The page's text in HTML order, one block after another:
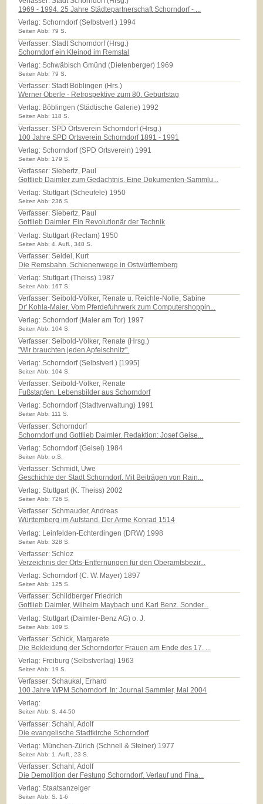
1969 - 1994. 25 Jahre Städtepartnerschaft Schorndorf - ...
Verlag:Schorndorf (Selbstverl.) 1994
Seiten Abb: 79 S.
Verfasser: Stadt Schorndorf (Hrsg.)
Schorndorf ein Kleinod im Remstal
Verlag:Schwäbisch Gmünd (Dietenberger) 1969
Seiten Abb: 79 S.
Verfasser: Stadt Böblingen (Hrs.)
Werner Oberle - Retrospektive zum 80. Geburtstag
Verlag: Böblingen (Städtische Galerie) 1992
Seiten Abb: 118 S.
Verfasser: SPD Ortsverein Schorndorf (Hrsg.)
100 Jahre SPD Ortsverein Schorndorf 1891 - 1991
Verlag:Schorndorf (SPD Ortsverein) 1991
Seiten Abb: 179 S.
Verfasser: Siebertz, Paul
Gottlieb Daimler zum Gedächtnis. Eine Dokumenten-Sammlu...
Verlag:Stuttgart (Scheufele) 1950
Seiten Abb: 236 S.
Verfasser: Siebertz, Paul
Gottlieb Daimler. Ein Revolutionär der Technik
Verlag:Stuttgart (Reclam) 1950
Seiten Abb: 4. Aufl., 348 S.
Verfasser: Seidel, Kurt
Die Remsbahn. Schienenwege in Ostwürttemberg
Verlag:Stuttgart (Theiss) 1987
Seiten Abb: 167 S.
Verfasser: Seibold-Völker, Renate u. Reichle-Nolle, Sabine
Dr' Kohla-Maier. Vom Pferdefuhrwerk zum Computershoppin...
Verlag:Schorndorf (Maier am Tor) 1997
Seiten Abb: 104 S.
Verfasser: Seibold-Völker, Renate (Hrsg.)
"Wir brauchten jeden Apfelschnitz".
Verlag:Schorndorf (Selbstverl.) [1995]
Seiten Abb: 104 S.
Verfasser: Seibold-Völker, Renate
Fußstapfen. Lebensbilder aus Schorndorf
Verlag:Schorndorf (Stadtverwaltung) 1991
Seiten Abb: 111 S.
Verfasser: Schorndorf
Schorndorf und Gottlieb Daimler. Redaktion: Josef Geise...
Verlag:Schorndorf (Geisel) 1984
Seiten Abb: o.S.
Verfasser: Schmidt, Uwe
Geschichte der Stadt Schorndorf. Mit Beiträgen von Rain...
Verlag:Stuttgart (K. Theiss) 2002
Seiten Abb: 726 S.
Verfasser: Schmauder, Andreas
Württemberg im Aufstand. Der Arme Konrad 1514
Verlag: Leinfelden-Echterdingen (DRW) 1998
Seiten Abb: 328 S.
Verfasser: Schloz
Verzeichnis der Orts-Entfernungen für den Oberamtsbezir...
Verlag:Schorndorf (C. W. Mayer) 1897
Seiten Abb: 125 S.
Verfasser: Schildberger Friedrich
Gottlieb Daimler, Wilhelm Maybach und Karl Benz. Sonder...
Verlag:Stuttgart (Daimler-Benz AG) o. J.
Seiten Abb: 109 S.
Verfasser: Schick, Margarete
Die Bekleidung der Schorndorfer Frauen am Ende des 17. ...
Verlag: Freiburg (Selbstverlag) 1963
Seiten Abb: 19 S.
Verfasser: Schaukal, Erhard
100 Jahre WPM Schorndorf. In: Journal Sammler, Mai 2004
Verlag:
Seiten Abb: S. 44-50
Verfasser: Schahl, Adolf
Die evangelische Stadtkirche Schorndorf
Verlag: München-Zürich (Schnell & Steiner) 1977
Seiten Abb: 1. Aufl., 23 S.
Verfasser: Schahl, Adolf
Die Demolition der Festung Schorndorf. Verlauf und Fina...
Verlag:Staatsanzeiger
Seiten Abb: S. 1-6